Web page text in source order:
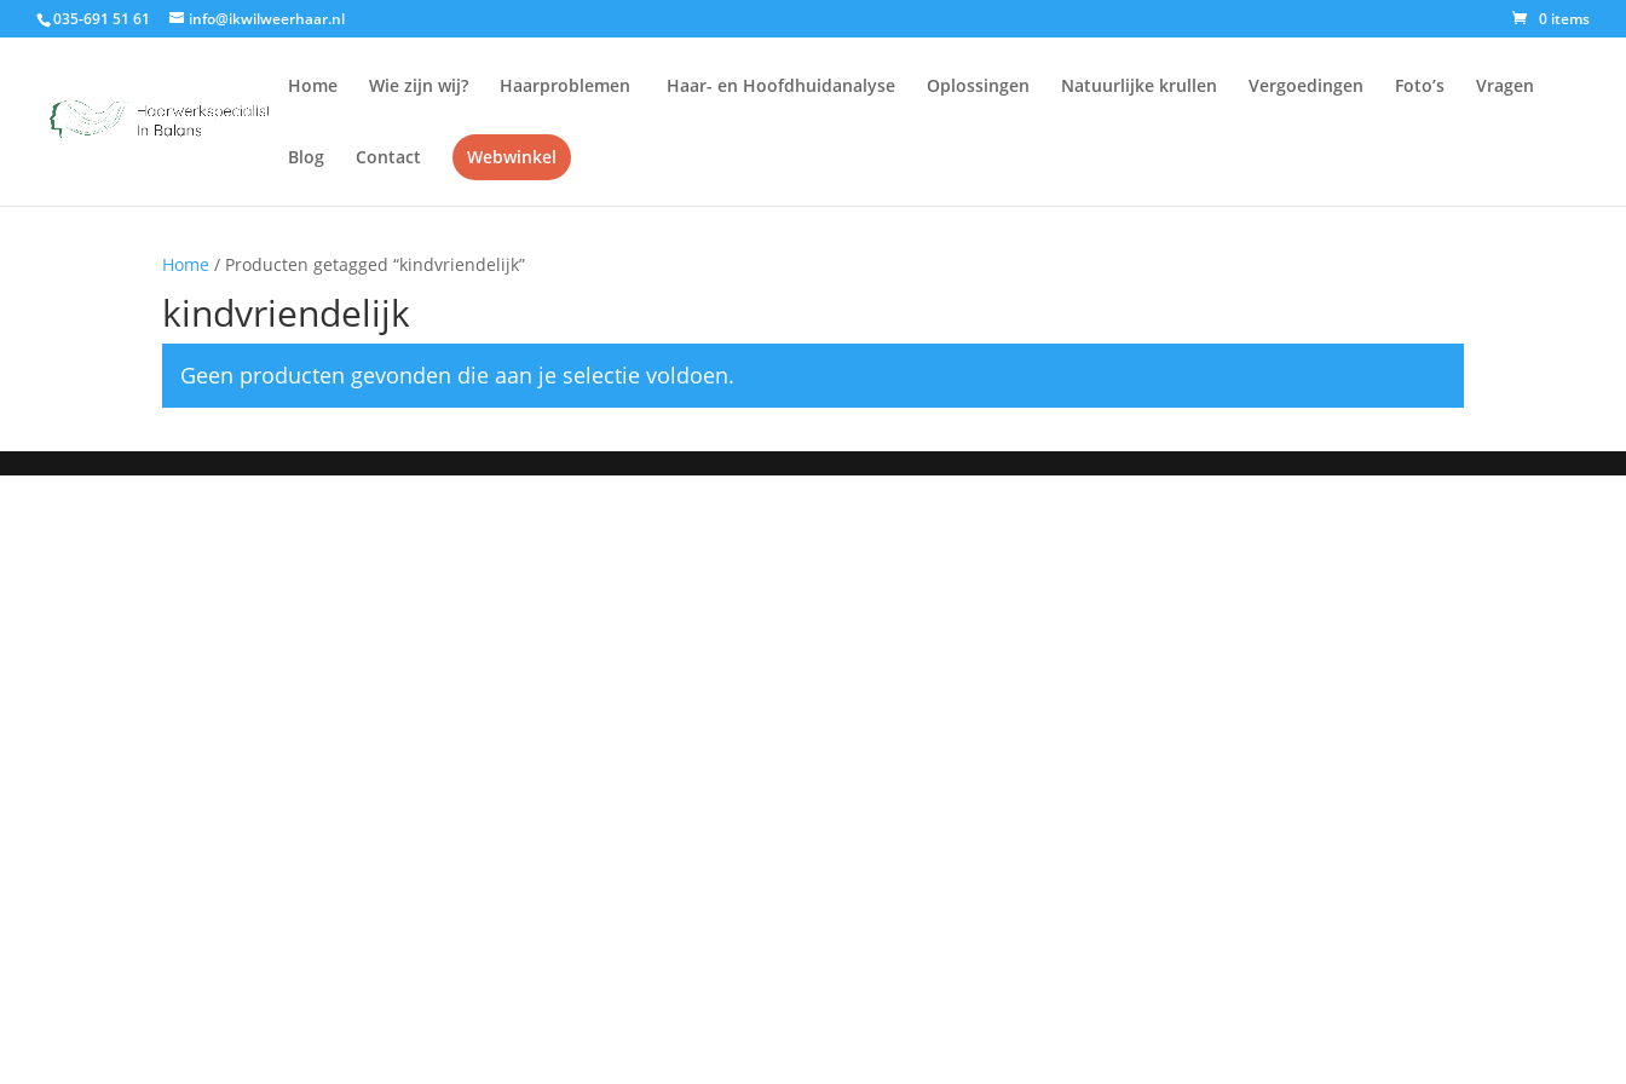
035-691 51 61 info@ikwilweerhaar.nl 0 items
Home Wie zijn wij? Haarproblemen Haar- en Hoofdhuidanalyse Oplossingen Natuurlijke krullen Vergoedingen Foto’s Vragen
Blog Contact Webwinkel
Home / Producten getagged “kindvriendelijk”
kindvriendelijk
Geen producten gevonden die aan je selectie voldoen.